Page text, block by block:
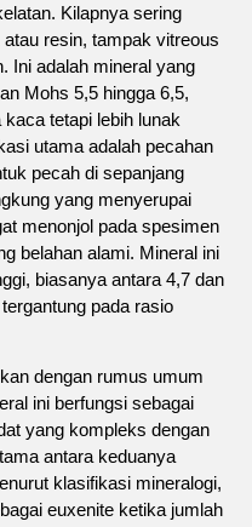
Kilapnya sering
resin, tampak vitreous
Ini adalah mineral yang
Mohs 5,5 hingga 6,5,
tetapi lebih lunak
utama adalah pecahan
pecah di sepanjang
yang menyerupai
menonjol pada spesimen
belahan alami. Mineral ini
biasanya antara 4,7 dan
pada rasio
dengan rumus umum
ini berfungsi sebagai
yang kompleks dengan
antara keduanya
klasifikasi mineralogi,
euxenite ketika jumlah